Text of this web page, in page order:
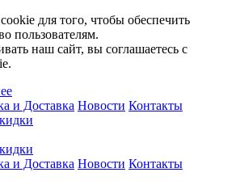
для того, чтобы обеспечить
пользователям.
наш сайт, вы соглашаетесь с
и Доставка Новости Контакты
и Доставка Новости Контакты